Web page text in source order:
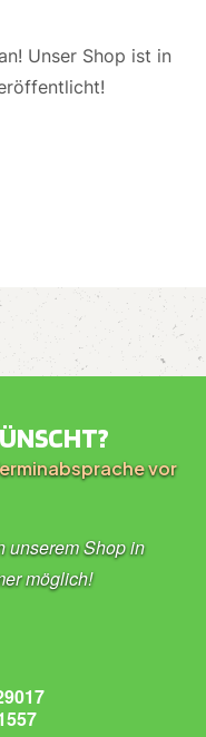
Unser Shop ist in
vor
unserem Shop in
möglich!